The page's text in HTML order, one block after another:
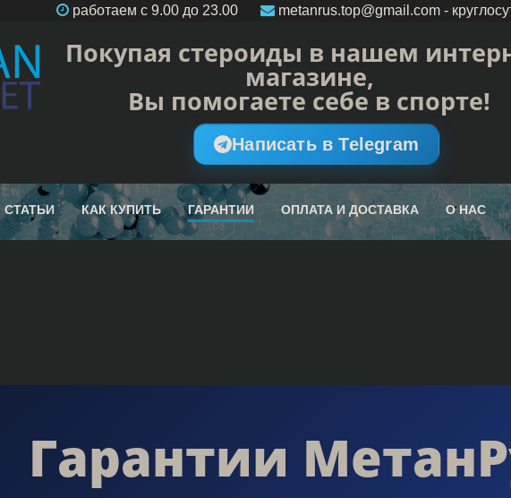
работаем c 9.00 до 23.00 metanrus.top@gmail.com-
Покупая стероиды в нашем
магазине,
Вы помогаете себе в спорте!
Написать в Telegram
СТАТЬИ КАК КУПИТЬ ГАРАНТИИ ОПЛАТА И ДОСТАВКА О НАС
Гарантии